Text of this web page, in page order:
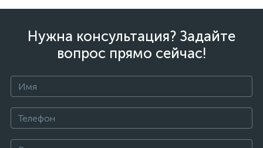
Нужна консультация? Задайте
вопрос прямо сейчас!